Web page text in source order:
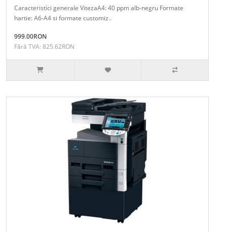
Caracteristici generale VitezaA4: 40 ppm alb-negru Formate
hartie: A6-A4 si formate customiz..
999.00RON
Fără TVA: 825.62RON